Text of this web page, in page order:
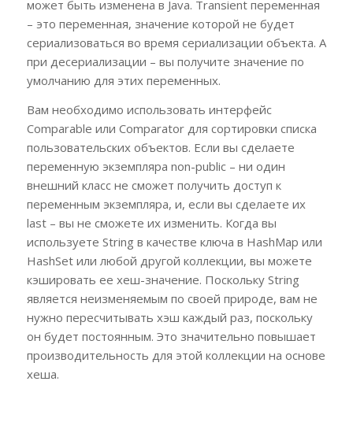
может быть изменена в Java. Transient переменная
– это переменная, значение которой не будет
сериализоваться во время сериализации объекта. А
при десериализации – вы получите значение по
умолчанию для этих переменных.
Вам необходимо использовать интерфейс
Comparable или Comparator для сортировки списка
пользовательских объектов. Если вы сделаете
переменную экземпляра non-public – ни один
внешний класс не сможет получить доступ к
переменным экземпляра, и, если вы сделаете их
last – вы не сможете их изменить. Когда вы
используете String в качестве ключа в HashMap или
HashSet или любой другой коллекции, вы можете
кэшировать ее хеш-значение. Поскольку String
является неизменяемым по своей природе, вам не
нужно пересчитывать хэш каждый раз, поскольку
он будет постоянным. Это значительно повышает
производительность для этой коллекции на основе
хеша.